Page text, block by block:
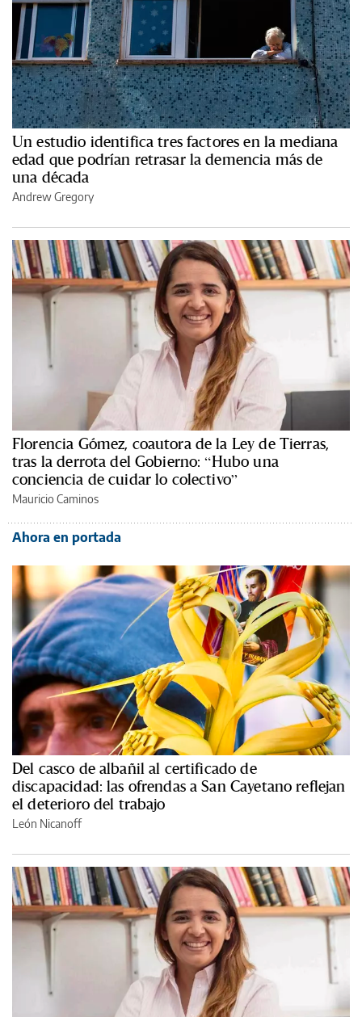
Un estudio identifica tres factores en la mediana
edad que podrían retrasar la demencia más de
una década
Andrew Gregory
Florencia Gómez, coautora de la Ley de Tierras,
tras la derrota del Gobierno: “Hubo una
conciencia de cuidar lo colectivo”
Mauricio Caminos
Ahora en portada
Del casco de albañil al certificado de
discapacidad: las ofrendas a San Cayetano reflejan
el deterioro del trabajo
León Nicanoff